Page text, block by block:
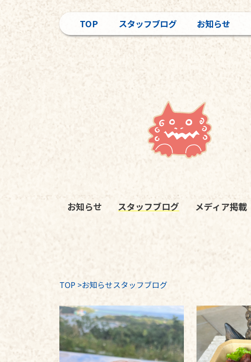
TOP スタッフブログ お知らせ
お知らせ スタッフブログ メディア掲載
TOP >お知らせスタッフブログ